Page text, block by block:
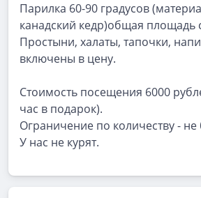
Парилка 60-90 градусов
канадский кедр)общая площадь
Простыни, халаты, тапочки,
включены в цену.
Стоимость посещения 6000
час в подарок).
Ограничение по количеству - не
У нас не курят.